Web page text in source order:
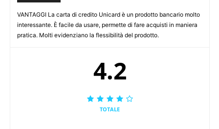
VANTAGGI La carta di credito Unicard è un prodotto bancario molto
interessante. È facile da usare, permette di fare acquisti in maniera
pratica. Molti evidenziano la flessibilità del prodotto.
4.2
TOTALE